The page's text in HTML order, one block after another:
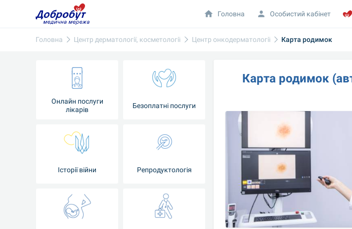
Головна Центр дерматології, косметології Центр онкодерматології Карта родимок
Онлайн послуги
лікарів
Безоплатні послуги
Історії війни Репродуктологія
Карта родимок
Головна Особистий кабінет